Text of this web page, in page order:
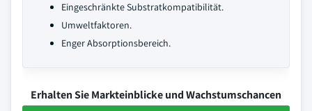
Eingeschränkte Substratkompatibilität.
Umweltfaktoren.
Enger Absorptionsbereich.
Erhalten Sie Markteinblicke und Wachstumschancen